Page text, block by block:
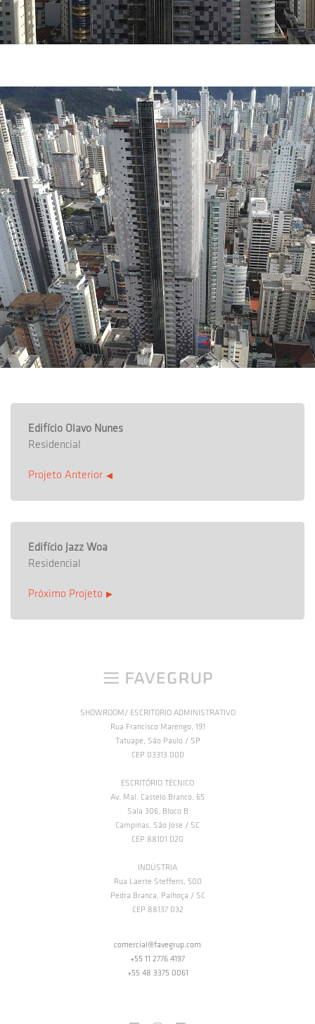
Edifício Olavo Nunes
Residencial
Projeto Anterior
Edifício Jazz Woa
Residencial
Próximo Projeto
SHOWROOM/ ESCRITORIO ADMINISTRATIVO
Rua Francisco Marengo, 191
Tatuapé, São Paulo / SP
CEP 03313 000
ESCRITÓRIO TÉCNICO
Av. Mal. Castelo Branco, 65
Sala 306, Bloco B
Campinas, São José / SC
CEP 88101 020
INDÚSTRIA
Rua Laerte Steffens, 500
Pedra Branca, Palhoça / SC
CEP 88137 032
comercial@favegrup.com
+55 11 2776 4197
+55 48 3375 0061